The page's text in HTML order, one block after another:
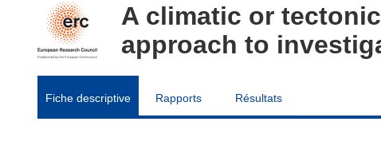
A climatic or
approach to
Fiche descriptive Rapports Résultats